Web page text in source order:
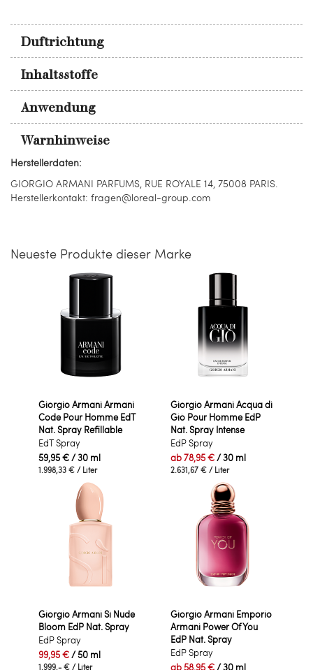
Duftrichtung
Inhaltsstoffe
Anwendung
Warnhinweise
Herstellerdaten:
GIORGIO ARMANI PARFUMS, RUE ROYALE 14, 75008 PARIS.
Herstellerkontakt: fragen@loreal-group.com
Neueste Produkte dieser Marke
Giorgio Armani Armani
Code Pour Homme EdT
Nat. Spray Refillable
EdT Spray
59,95 €/ 30 ml
1.998,33 € / Liter
Giorgio Armani Acqua di
Giò Pour Homme EdP
Nat. Spray Intense
EdP Spray
ab78,95 €/ 30 ml
2.631,67 € / Liter
Giorgio Armani Sì Nude
Bloom EdP Nat. Spray
EdP Spray
99,95 €/ 50 ml
1.999,- € / Liter
Giorgio Armani Emporio
Armani Power Of You
EdP Nat. Spray
EdP Spray
ab58,95 €/ 30 ml